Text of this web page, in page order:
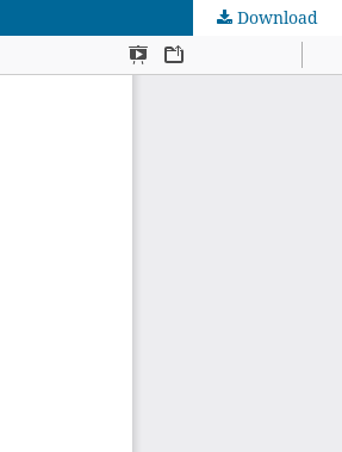
Download